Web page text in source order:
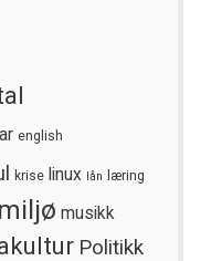
english
krise linux lån læring
miljø musikk
Politikk